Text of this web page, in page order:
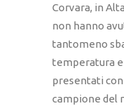
Corvara, in
non hanno
tantomeno
temperatura e
presentati con
campione del